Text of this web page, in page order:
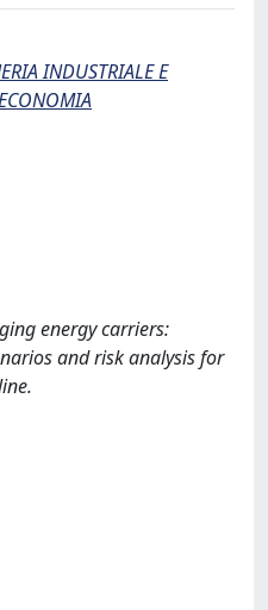
INDUSTRIALE E
energy carriers:
and risk analysis for